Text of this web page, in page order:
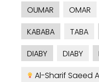
OUMAR
OMAR
KABABA
TABA
DIABY
DIABY
Al-Sharif Saeed